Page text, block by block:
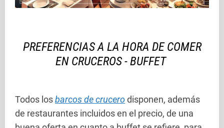
PREFERENCIAS A LA HORA DE COMER
EN CRUCEROS - BUFFET
Todos losbarcos de crucerodisponen, además
de restaurantes incluidos en el precio, de una